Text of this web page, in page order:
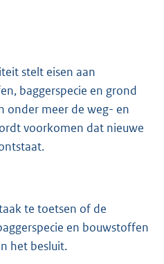
stelt eisen aan
baggerspecie en grond
onder meer de weg- en
voorkomen dat nieuwe
te toetsen of de
en bouwstoffen
het besluit.